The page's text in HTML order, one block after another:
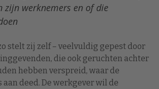
zijn werknemers en of die
stelt zij zelf – veelvuldig gepest door
die ook geruchten achter
hebben verspreid, waar de
deed. De werkgever wil de